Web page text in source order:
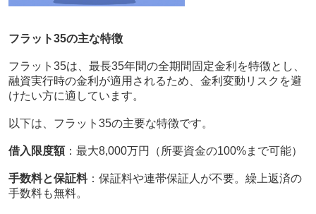
フラット35の主な特徴
フラット35は、最長35年間の全期間固定金利を特徴とし、
融資実行時の金利が適用されるため、金利変動リスクを避
けたい方に適しています。
以下は、フラット35の主要な特徴です。
借入限度額：最大8,000万円（所要資金の100%まで可能）
手数料と保証料：保証料や連帯保証人が不要。繰上返済の
手数料も無料。